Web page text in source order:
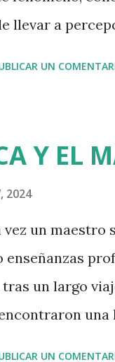
llevar a
las tareas del
ejercicio
y la del otro.
a
total. Los
UN
Y EL
2024
un maestro
tras un largo
una
UN